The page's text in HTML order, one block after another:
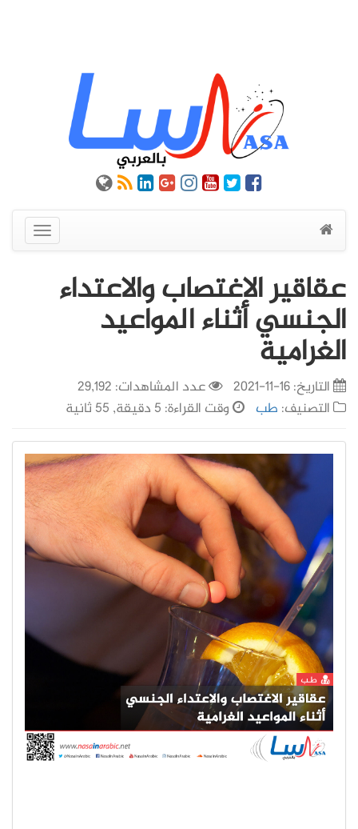
عرض
القائمة
عقاقير الاغتصاب والاعتداء
الجنسي أثناء المواعيد
الغرامية
التاريخ:16-11-2021
عدد المشاهدات: 29,192
التصنيف: طب وقت القراءة: 5 دقيقة, 55 ثانية